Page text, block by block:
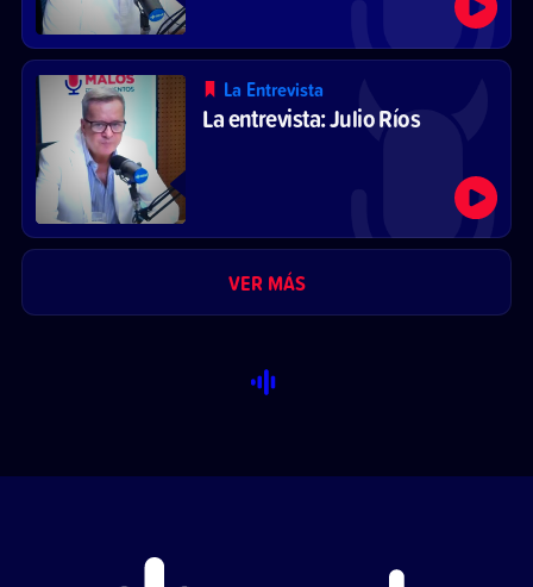
La Entrevista
La entrevista: Julio Ríos
VER MÁS